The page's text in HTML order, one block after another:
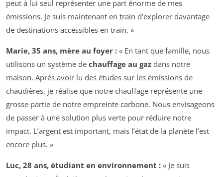
peut à lui seul représenter une part énorme de mes
émissions. Je suis maintenant en train d’explorer davantage
de destinations accessibles en train. »
Marie, 35 ans, mère au foyer : « En tant que famille, nous
utilisons un système de chauffage au gaz dans notre
maison. Après avoir lu des études sur les émissions de
chaudières, je réalise que notre chauffage représente une
grosse partie de notre empreinte carbone. Nous envisageons
de passer à une solution plus verte pour réduire notre
impact. L’argent est important, mais l’état de la planète l’est
encore plus. »
Luc, 28 ans, étudiant en environnement : « Je suis